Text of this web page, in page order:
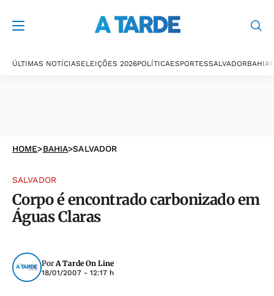
ÚLTIMAS NOTÍCIASELEIÇÕES 2026POLÍTICAESPORTESSALVADORBAHIA
HOME>BAHIA>SALVADOR
SALVADOR
Corpo é encontrado carbonizado em
Águas Claras
PorA Tarde On Line
18/01/2007 - 12:17 h